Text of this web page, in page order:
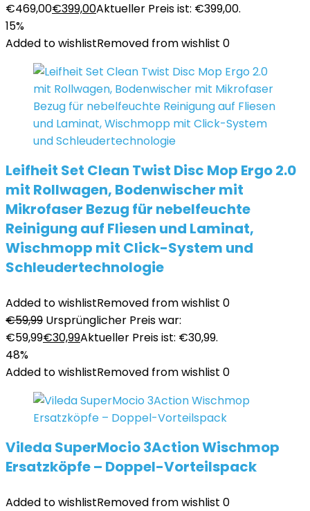
€469,00€399,00Aktueller Preis ist: €399,00.
15%
Added to wishlistRemoved from wishlist 0
Leifheit Set Clean Twist Disc Mop Ergo 2.0
mit Rollwagen, Bodenwischer mit
Mikrofaser Bezug für nebelfeuchte
Reinigung auf Fliesen und Laminat,
Wischmopp mit Click-System und
Schleudertechnologie
Added to wishlistRemoved from wishlist 0
€59,99 Ursprünglicher Preis war:
€59,99€30,99Aktueller Preis ist: €30,99.
48%
Added to wishlistRemoved from wishlist 0
Vileda SuperMocio 3Action Wischmop
Ersatzköpfe – Doppel-Vorteilspack
Added to wishlistRemoved from wishlist 0